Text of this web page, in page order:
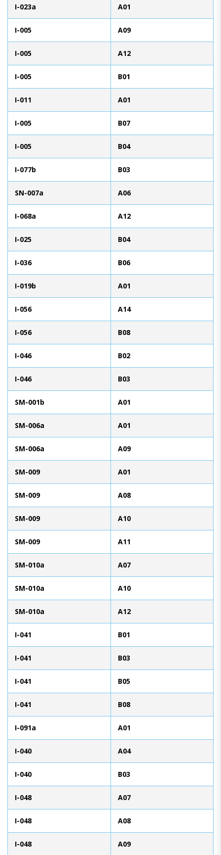
I-023a A01
I-005 A09
I-005 A12
I-005 B01
I-011 A01
I-005 B07
I-005 B04
I-077b B03
SN-007a A06
I-068a A12
I-025 B04
I-036 B06
I-019b A01
I-056 A14
I-056 B08
I-046 B02
I-046 B03
SM-001b A01
SM-006a A01
SM-006a A09
SM-009 A01
SM-009 A08
SM-009 A10
SM-009 A11
SM-010a A07
SM-010a A10
SM-010a A12
I-041 B01
I-041 B03
I-041 B05
I-041 B08
I-091a A01
I-040 A04
I-040 B03
I-048 A07
I-048 A08
I-048 A09